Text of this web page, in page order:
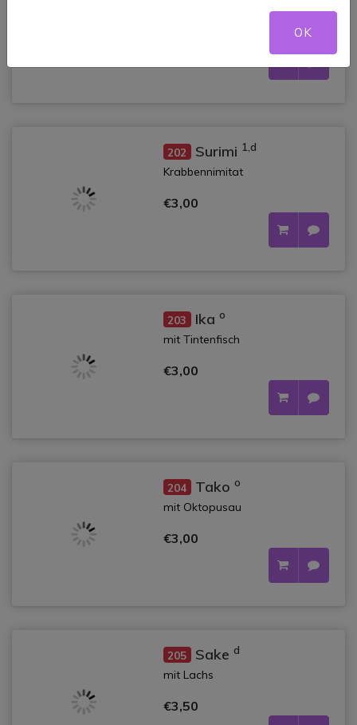
202 Surimi 1,d
Krabbennimitat
€3,00
203 Ika o
mit Tintenfisch
€3,00
204 Tako o
mit Oktopusau
€3,00
205 Sake d
mit Lachs
€3,50
OK